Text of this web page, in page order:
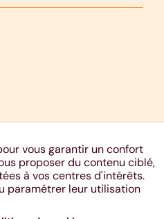
10, 4000 Liège - RPM Liège -
31 11 - www.ethias.be -
vous garantir un confort
proposer du contenu ciblé,
à vos centres d'intérêts.
paramétrer leur utilisation